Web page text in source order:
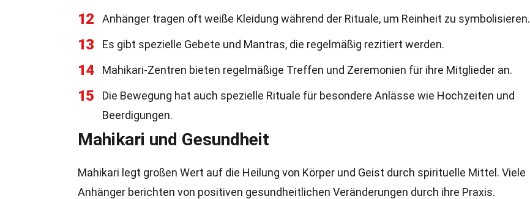
12 Anhänger tragen oft weiße Kleidung während der Rituale, um Reinheit zu symbolisieren.
13 Es gibt spezielle Gebete und Mantras, die regelmäßig rezitiert werden.
14 Mahikari-Zentren bieten regelmäßige Treffen und Zeremonien für ihre Mitglieder an.
15
Die Bewegung hat auch spezielle Rituale für besondere Anlässe wie Hochzeiten und
Beerdigungen.
Mahikari und Gesundheit
Mahikari legt großen Wert auf die Heilung von Körper und Geist durch spirituelle Mittel. Viele
Anhänger berichten von positiven gesundheitlichen Veränderungen durch ihre Praxis.